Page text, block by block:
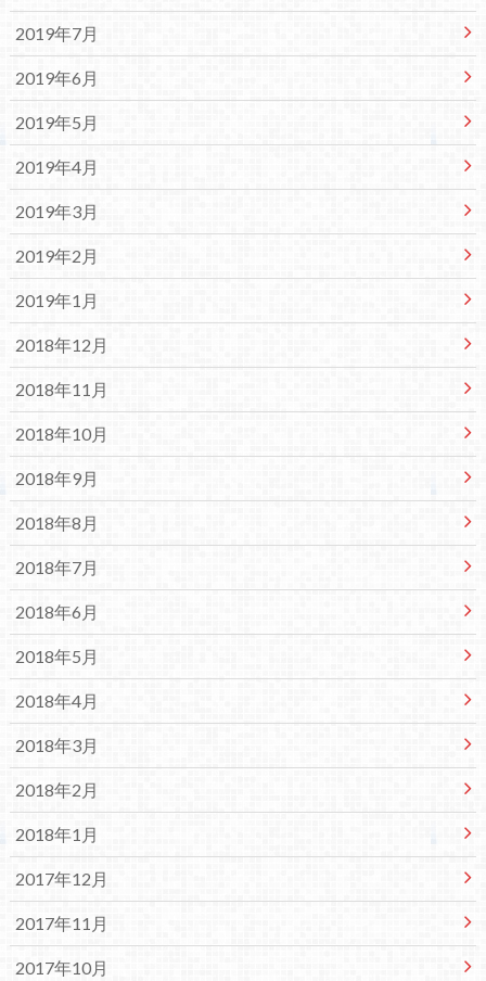
2019年7月
2019年6月
2019年5月
2019年4月
2019年3月
2019年2月
2019年1月
2018年12月
2018年11月
2018年10月
2018年9月
2018年8月
2018年7月
2018年6月
2018年5月
2018年4月
2018年3月
2018年2月
2018年1月
2017年12月
2017年11月
2017年10月